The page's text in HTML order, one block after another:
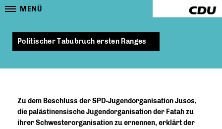
MENÜ
Politischer Tabubruch ersten Ranges
Zu dem Beschluss der SPD-Jugendorganisation Jusos,
die palästinensische Jugendorganisation der Fatah zu
ihrer Schwesterorganisation zu ernennen, erklärt der